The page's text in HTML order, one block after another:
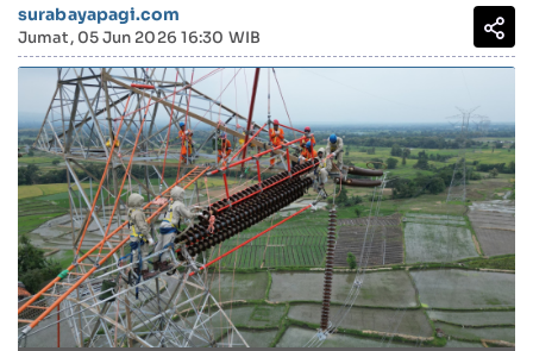
surabayapagi.com
Jumat, 05 Jun 2026 16:30 WIB